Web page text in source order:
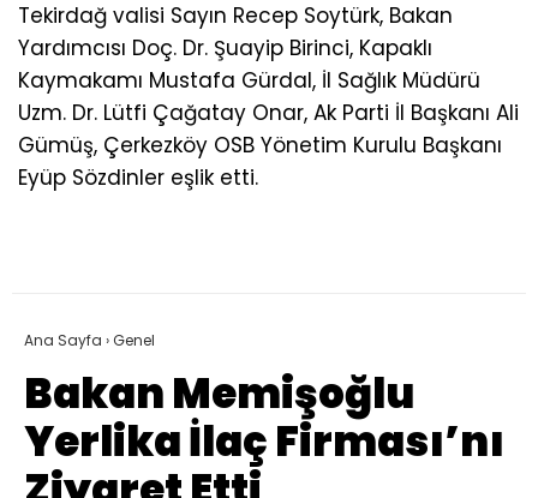
Tekirdağ valisi Sayın Recep Soytürk, Bakan
Yardımcısı Doç. Dr. Şuayip Birinci, Kapaklı
Kaymakamı Mustafa Gürdal, İl Sağlık Müdürü
Uzm. Dr. Lütfi Çağatay Onar, Ak Parti İl Başkanı Ali
Gümüş, Çerkezköy OSB Yönetim Kurulu Başkanı
Eyüp Sözdinler eşlik etti.
Ana Sayfa ›Genel
Bakan Memişoğlu
Yerlika İlaç Firması’nı